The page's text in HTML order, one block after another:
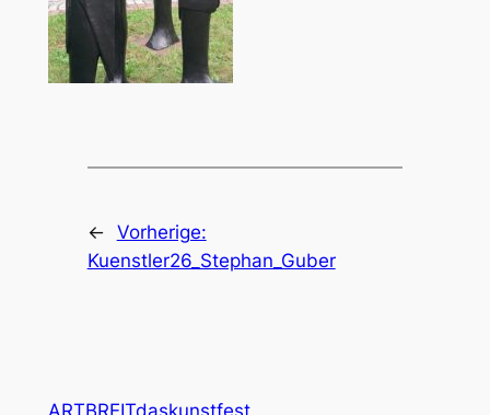
← Vorherige:
Kuenstler26_Stephan_Guber